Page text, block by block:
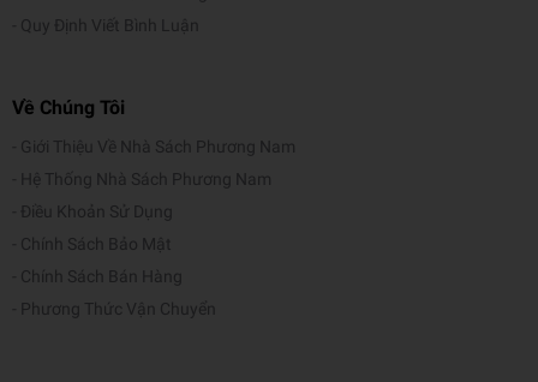
Quy Định Viết Bình Luận
Về Chúng Tôi
Giới Thiệu Về Nhà Sách Phương Nam
Hệ Thống Nhà Sách Phương Nam
Điều Khoản Sử Dụng
Chính Sách Bảo Mật
Chính Sách Bán Hàng
Phương Thức Vận Chuyển